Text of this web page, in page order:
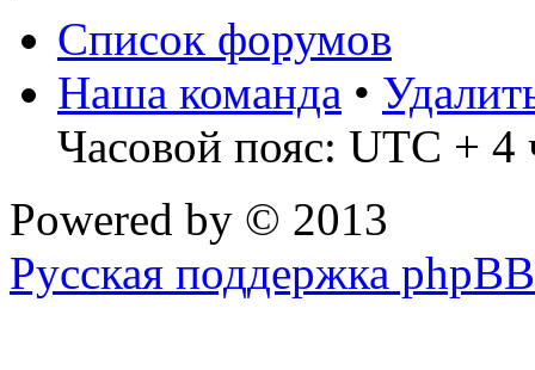
Список форумов
Наша команда •
Часовой пояс: UTC + 4
Powered by © 2013
Русская поддержка phpBB